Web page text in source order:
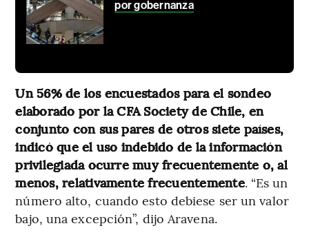
por gobernanza
Un 56% de los encuestados para el sondeo
elaborado por la CFA Society de Chile, en
conjunto con sus pares de otros siete países,
indicó que el uso indebido de la información
privilegiada ocurre muy frecuentemente o, al
menos, relativamente frecuentemente. “Es un
número alto, cuando esto debiese ser un valor
bajo, una excepción”, dijo Aravena.